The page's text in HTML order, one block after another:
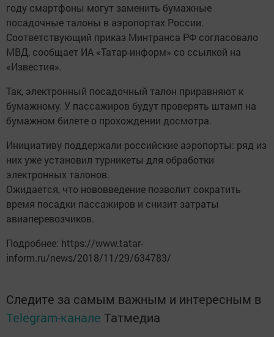
году смартфоны могут заменить бумажные
посадочные талоны в аэропортах России.
Соответствующий приказ Минтранса РФ согласовало
МВД, сообщает ИА «Татар-информ» со ссылкой на
«Известия».
Так, электронный посадочный талон приравняют к
бумажному. У пассажиров будут проверять штамп на
бумажном билете о прохождении досмотра.
Инициативу поддержали российские аэропорты: ряд из
них уже установил турникеты для обработки
электронных талонов.
Ожидается, что нововведение позволит сократить
время посадки пассажиров и снизит затраты
авиаперевозчиков.
Подробнее: https://www.tatar-
inform.ru/news/2018/11/29/634783/
Следите за самым важным и интересным в
Telegram-канале Татмедиа